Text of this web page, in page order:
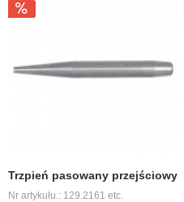
Trzpień pasowany przejściowy
Nr artykułu.: 129.2161 etc.